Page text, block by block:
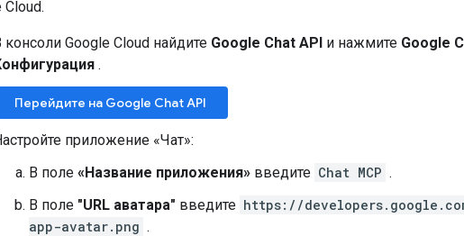
Cloud.
консоли Google Cloud найдите Google Chat API и нажмите Google
.
Перейдите на Google Chat API
приложение «Чат»:
В поле «Название приложения» введите Chat MCP .
В поле "URL аватара" введите https://
app-avatar.png .